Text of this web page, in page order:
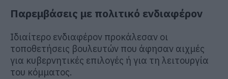
Παρεμβάσεις με πολιτικό ενδιαφέρον
Ιδιαίτερο ενδιαφέρον προκάλεσαν οι
τοποθετήσεις βουλευτών που άφησαν αιχμές
για κυβερνητικές επιλογές ή για τη λειτουργία
του κόμματος.